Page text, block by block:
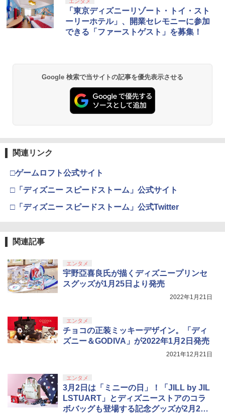
￥750
フィルム ガラスフィルム 本体 保護 フィ
ルム シート 液晶保護 ガラス スチーム ス
チームデック OLED スチームデック LC
D ガイド枠 指紋防止
￥998
ース 軽量 ◇ALW-PU-001
￥1,680
￥4,400
レトロフリーク レッド×ホワイト ( レト
こでもセーブ 互換機種 FC SFC SNES G
B GBC GBA MD GEN PCE TG-16 PCE
SG
￥272
￥320
【中古】【Blu−ray】ファイナルファン
Blu−ray Disc/VPXY-71489
5
【送料無料】劇場版「鬼滅の刃」無限城
編 第一章 猗窩座再来(通常版)【Blu-ra
y】/アニメーション[Blu-ray]【返品種別
1
コード版
￥5,832
スプラトゥーン レイダース -Switch2
4
ニンテンドープリペイド番号 9000円|オ
5
ニンテンドープリペイド番号 5000円|オ
ンラインコード版
1
日本語専用 Console Language: Japan
ese only (CFI-2200B01)
￥55,000
Beast of Reincarnation -PS5 【特典】
プロダクトコード 封入
￥7,286
￥11,849
【純正品】DualSense ワイヤレスコン
5
【純正品】DualSense ワイヤレスコン
トローラー(CFI-ZCT2J)
1
ラー + USB-C® ケーブル
￥8,300
2
【純正品】Xbox ワイヤレス コントロー
ラー (ロボット ホワイト)
￥7,681
【純正品】Xbox ワイヤレス コントロー
4
【純正品】Xbox 充電式バッテリー + US
5
【国内正規品】Thrustmaster スラスト
マスター TH8S シフター - PC、PS4、P
S5、PS5 Pro、Xbox One、Xbox Serie
s X|S 対応の高精度 H パターン シフター
1
窩座再来 通常版 [Blu-ray]
￥3,982
劇場版「鬼滅の刃」無限城編 第一章 猗
窩座再来 通常版 [DVD]
￥3,523
(オリジナル特典:オリジナル巾着＋メー
カー特典:【坤と離】二振りの剣、十翼よ
り来たる！スタジオ描き下ろしイラスト
ボード付) [Blu-ray]
￥10,780
￥8,698
5
『映画 ラブライブ！蓮ノ空女学院スクー
ルアイドルクラブ Bloom Garden Part
y』Blu-ray（特装限定版）
「東京ディズニーリゾート・トイ・スト
ーリーホテル」、開業セレモニーに参加
できる「ファーストゲスト」を募集！
Google 検索で当サイトの記事を優先表示させる
関連リンク
□ゲームロフト公式サイト
□「ディズニー スピードストーム」公式サイト
□「ディズニー スピードストーム」公式Twitter
関連記事
エンタメ
宇野亞喜良氏が描くディズニープリンセ
スグッズが1月25日より発売
2022年1月21日
エンタメ
チョコの正装ミッキーデザイン。「ディ
ズニー＆GODIVA」が2022年1月2日発売
2021年12月21日
エンタメ
3月2日は「ミニーの日」！「JILL by JIL
LSTUART」とディズニーストアのコラ
ボバッグも登場する記念グッズが2月22